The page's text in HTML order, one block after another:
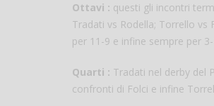
Ottavi : questi gli incontri
Tradati vs Rodella; Torrello
per 11-9 e infine sempre per
Quarti : Tradati nel derby del
confronti di Folci e infine